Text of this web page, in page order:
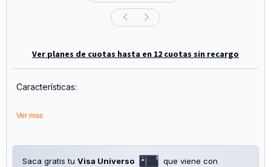
Ver planes de cuotas hasta en 12 cuotas sin recargo
Características:
- Plástico de Alta Calidad
- Mantén tus Baterías Organizadas y Protegidas
Ver mas
Saca gratis tu Visa Universo
que viene con